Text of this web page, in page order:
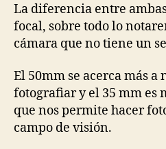
La diferencia entre
focal, sobre todo lo
cámara que no tiene un
El 50mm se acerca más a
fotografiar y el 35 mm es
que nos permite hacer
campo de visión.